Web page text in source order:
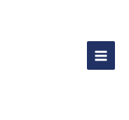
Main